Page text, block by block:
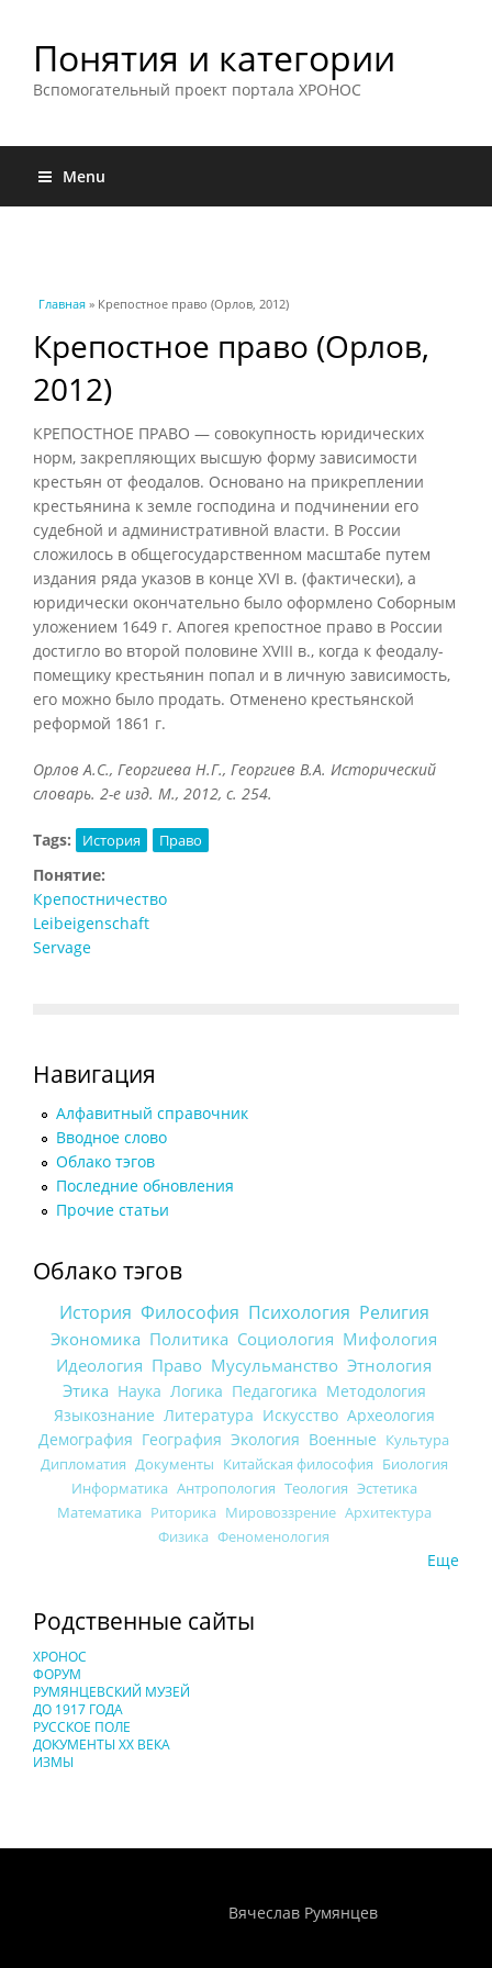
Понятия и категории
Вспомогательный проект портала ХРОНОС
Menu
Вы здесь
Главная » Крепостное право (Орлов, 2012)
Крепостное право (Орлов,
2012)
КРЕПОСТНОЕ ПРАВО — совокупность юридических
норм, закрепляющих высшую форму зависимости
крестьян от феодалов. Основано на прикреплении
крестьянина к земле господина и подчинении его
судебной и административной власти. В России
сложилось в общегосударственном масштабе путем
издания ряда указов в конце XVI в. (фактически), а
юридически окончательно было оформлено Соборным
уложением 1649 г. Апогея крепостное право в России
достигло во второй половине XVIII в., когда к феодалу-
помещику крестьянин попал и в личную зависимость,
его можно было продать. Отменено крестьянской
реформой 1861 г.
Орлов А.С., Георгиева Н.Г., Георгиев В.А. Исторический
словарь. 2-е изд. М., 2012, с. 254.
Tags: История Право
Понятие:
Крепостничество
Leibeigenschaft
Servage
Навигация
Алфавитный справочник
Вводное слово
Облако тэгов
Последние обновления
Прочие статьи
Облако тэгов
История Философия Психология Религия
Экономика Политика Социология Мифология
Идеология Право Мусульманство Этнология
Этика Наука Логика Педагогика Методология
Языкознание Литература Искусство Археология
Демография География Экология Военные Культура
Дипломатия Документы Китайская философия Биология
Информатика Антропология Теология Эстетика
Математика Риторика Мировоззрение Архитектура
Физика Феноменология
Еще
Родственные сайты
ХРОНОС
ФОРУМ
РУМЯНЦЕВСКИЙ МУЗЕЙ
ДО 1917 ГОДА
РУССКОЕ ПОЛЕ
ДОКУМЕНТЫ XX ВЕКА
ИЗМЫ
Вячеслав Румянцев